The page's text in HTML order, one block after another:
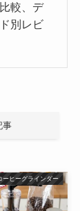
較、デ
別レビ
事
ーヒーグラインダー